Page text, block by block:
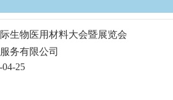
生物医用材料大会暨展览会
务有限公司
25